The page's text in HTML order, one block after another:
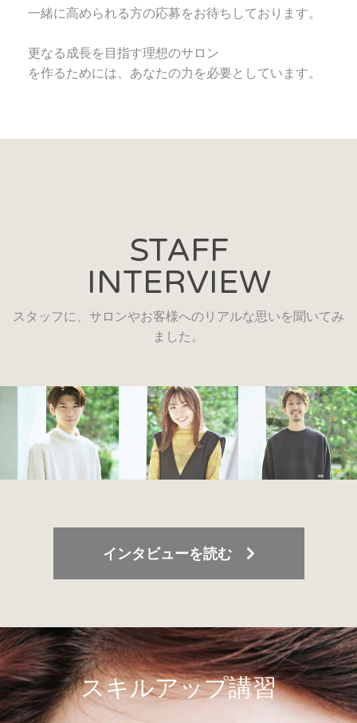
一緒に高められる方の応募をお待ちしております。
更なる成長を目指す理想のサロン
を作るためには、あなたの力を必要としています。
STAFF
INTERVIEW
スタッフに、サロンやお客様へのリアルな思いを聞いてみ
ました。
インタビューを読む
スキルアップ講習